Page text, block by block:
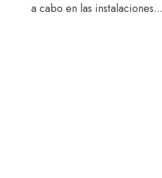
a cabo en las instalaciones...